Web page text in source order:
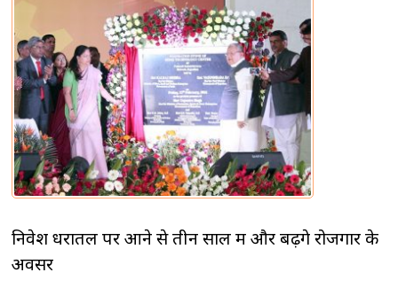
निवेश धरातल पर आने से तीन साल में और बढ़ेंगे रोजगार के
अवसर